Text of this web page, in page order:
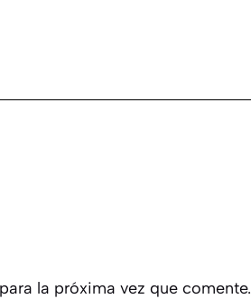
la próxima vez que comente.